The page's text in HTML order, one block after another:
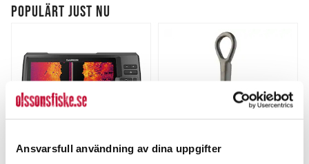
Ansvarsfull användning av dina uppgifter
POPULÄRT JUST NU